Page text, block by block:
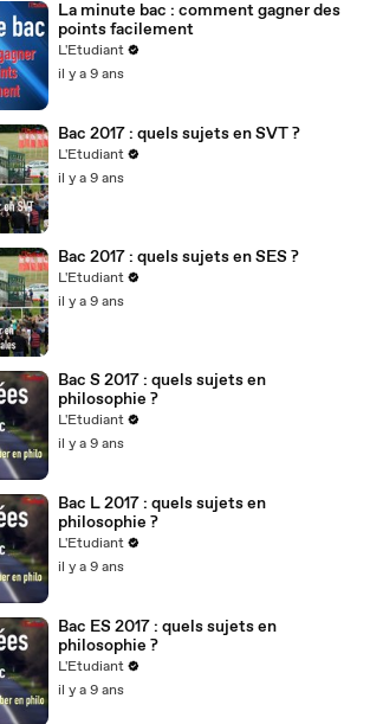
La minute bac : comment gagner des
points facilement
L'Etudiant
il y a 9 ans
Bac 2017 : quels sujets en SVT ?
L'Etudiant
il y a 9 ans
Bac 2017 : quels sujets en SES ?
L'Etudiant
il y a 9 ans
Bac S 2017 : quels sujets en
philosophie ?
L'Etudiant
il y a 9 ans
Bac L 2017 : quels sujets en
philosophie ?
L'Etudiant
il y a 9 ans
Bac ES 2017 : quels sujets en
philosophie ?
L'Etudiant
il y a 9 ans